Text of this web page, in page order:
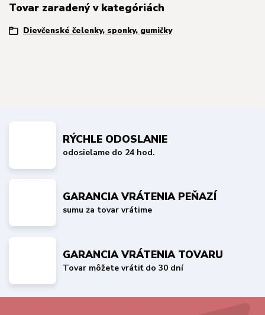
Tovar zaradený v kategóriách
Dievčenské čelenky, sponky, gumičky
RÝCHLE ODOSLANIE
odosielame do 24 hod.
GARANCIA VRÁTENIA PEŇAZÍ
sumu za tovar vrátime
GARANCIA VRÁTENIA TOVARU
Tovar môžete vrátiť do 30 dní